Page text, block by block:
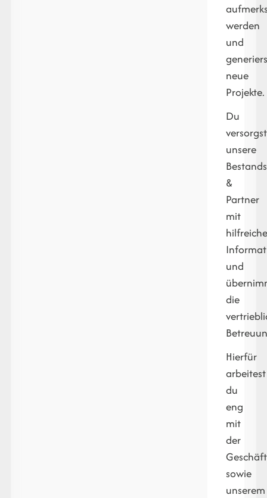
werden
und
neue
Projekte.
Du
versorgst
unsere
&
Partner
mit
und
die
Hierfür
arbeitest
du
eng
mit
der
sowie
unserem